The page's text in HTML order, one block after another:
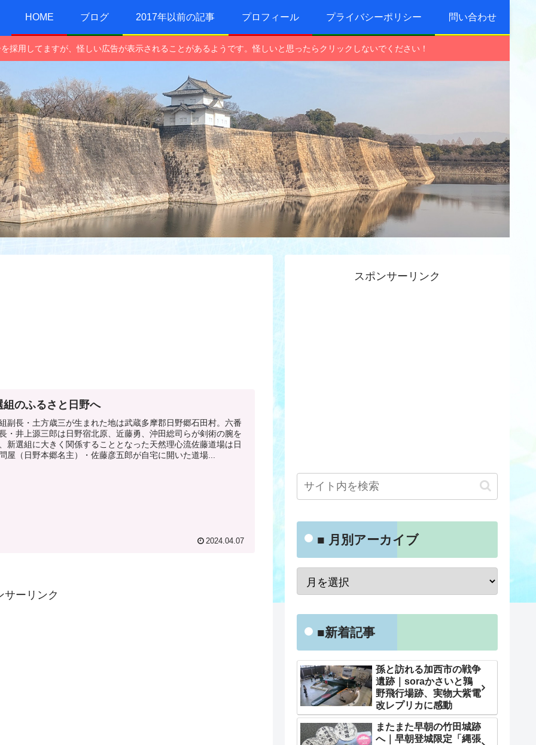
HOME ブログ 2017年以前の記事 プロフィール プライバシーポリシー 問い合わせ
採用してますが、怪しい広告が表示されることがあるようです。怪しいと思ったらクリックしないでください！
組のふるさと日野へ
副長・土方歳三が生まれた地は武蔵多摩郡日野郷石田村。六番
・井上源三郎は日野宿北原、近藤勇、沖田総司らが剣術の腕を
新選組に大きく関係することとなった天然理心流佐藤道場は日
屋（日野本郷名主）・佐藤彦五郎が自宅に開いた道場...
2024.04.07
サーリンク
スポンサーリンク
■ 月別アーカイブ
■新着記事
孫と訪れる加西市の戦争
遺跡｜soraかさいと鶉
野飛行場跡、実物大紫電
改レプリカに感動
またまた早朝の竹田城跡
へ｜早朝登城限定「縄張